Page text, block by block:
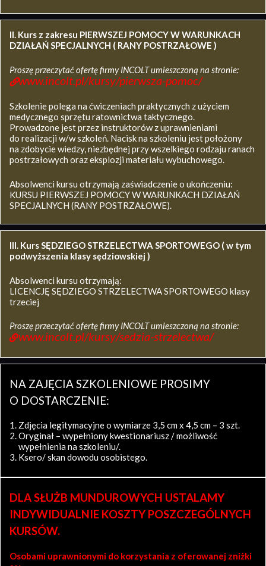
II. Kurs z zakresu PIERWSZEJ POMOCY W WARUNKACH
DZIAŁAŃ SPECJALNYCH ( RANY POSTRZAŁOWE )
Proszę przeczytać ofertę firmy INCOLT umieszczoną na stronie:
www.incolt.pl/kursy/pierwsza-pomoc/
Szkolenie polega na ćwiczeniach praktycznych z użyciem
medycznego sprzętu ratownictwa taktycznego.
Prowadzone jest przez instruktorów z uprawnieniami
do realizacji w/w szkoleń. Nacisk na szkoleniu jest położony
na zdobycie wiedzy, niezbędnej przy wszelkiego rodzaju ranach
postrzałowych oraz eksplozji materiału wybuchowego.
Absolwenci kursu otrzymają zaświadczenie o ukończeniu:
KURSU PIERWSZEJ POMOCY W WARUNKACH DZIAŁAŃ
SPECJALNYCH (RANY POSTRZAŁOWE).
III. Kurs SĘDZIEGO STRZELECTWA SPORTOWEGO ( w tym
podwyższenia klasy sędziowskiej )
Absolwenci kursu otrzymają:
LICENCJĘ SĘDZIEGO STRZELECTWA SPORTOWEGO klasy
trzeciej
Proszę przeczytać ofertę firmy INCOLT umieszczoną na stronie:
www.incolt.pl/kursy/sedzia-strzelectwa/
NA ZAJĘCIA SZKOLENIOWE PROSIMY
O DOSTARCZENIE:
Zdjęcia legitymacyjne o wymiarze 3,5 cm x 4,5 cm – 3 szt.
Oryginał – wypełniony kwestionariusz / możliwość
wypełnienia na szkoleniu/.
Ksero/ skan dowodu osobistego.
DLA SŁUŻB MUNDUROWYCH USTALAMY
INDYWIDUALNIE KOSZTY POSZCZEGÓLNYCH
KURSÓW.
Osobami uprawnionymi do korzystania z oferowanej zniżki